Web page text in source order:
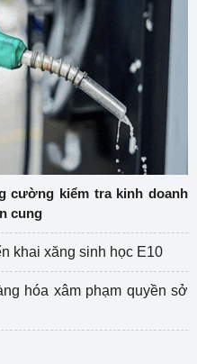
cường kiểm tra kinh doanh
cung
khai xăng sinh học E10
hóa xâm phạm quyền sở